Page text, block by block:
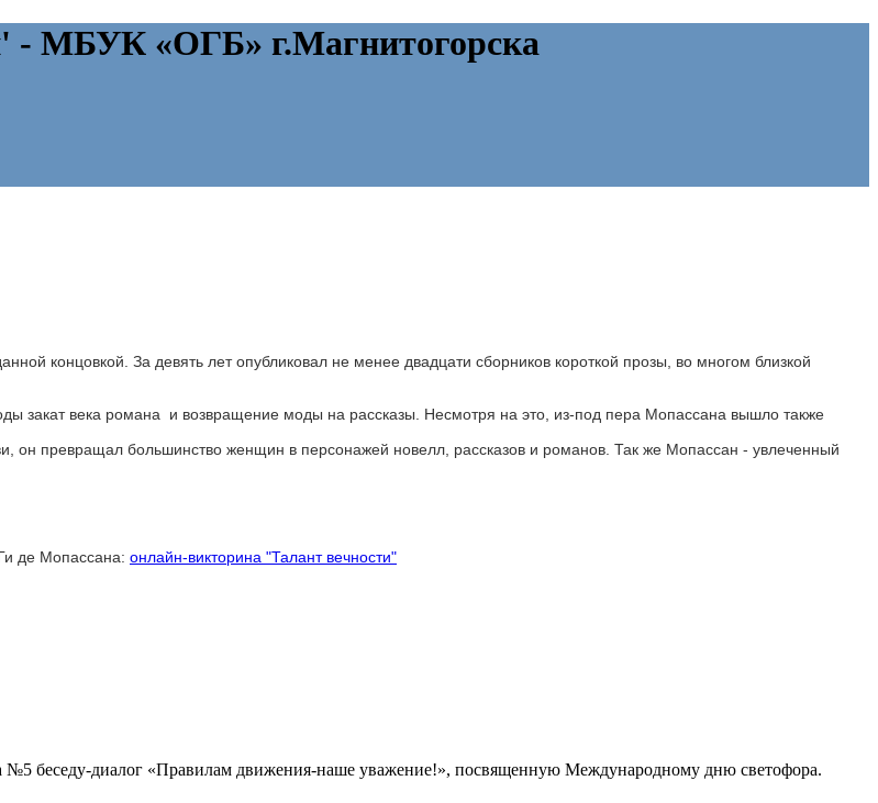
- МБУК «ОГБ» г.Магнитогорска
концовкой. За девять лет опубликовал не менее двадцати сборников короткой прозы, во многом близкой
закат века романа и возвращение моды на рассказы. Несмотря на это, из-под пера Мопассана вышло также
он превращал большинство женщин в персонажей новелл, рассказов и романов. Так же Мопассан - увлеченный
де Мопассана: онлайн-викторина "Талант вечности"
№5 беседу-диалог «Правилам движения-наше уважение!», посвященную Международному дню светофора.